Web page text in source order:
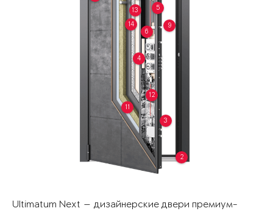
2
3
4
5
6
9
11
12
13
14
Ultimatum Next — дизайнерские двери премиум-